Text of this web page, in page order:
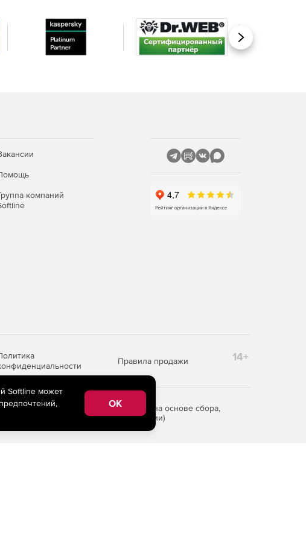
Вперед
компаний
Правила продажи 14+
предоставления информации на основе сбора,
на территории Российской Федерации)
Softline может
OK